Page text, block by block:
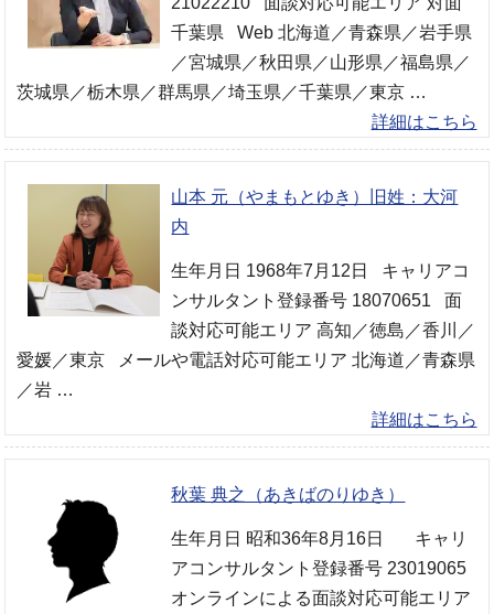
千葉県 Web 北海道／青森県／岩手県
／宮城県／秋田県／山形県／福島県／
茨城県／栃木県／群馬県／埼玉県／千葉県／東京 …
詳細はこちら
山本 元（やまもとゆき）旧姓：大河
内
生年月日 1968年7月12日 キャリアコ
ンサルタント登録番号 18070651 面
談対応可能エリア 高知／徳島／香川／
愛媛／東京 メールや電話対応可能エリア 北海道／青森県
／岩 …
詳細はこちら
秋葉 典之（あきばのりゆき）
生年月日 昭和36年8月16日 キャリ
アコンサルタント登録番号 23019065
オンラインによる面談対応可能エリア